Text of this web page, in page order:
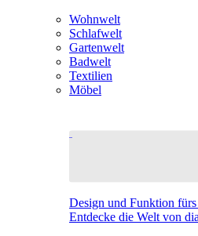
Wohnwelt
Schlafwelt
Gartenwelt
Badwelt
Textilien
Möbel
Design und Funktion
Entdecke die Welt von